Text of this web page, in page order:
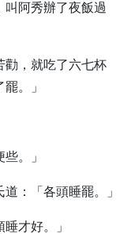
叫阿秀辦了夜飯過
勸，就吃了六七杯
。」
。」
：「各頭睡罷。」
才好。」